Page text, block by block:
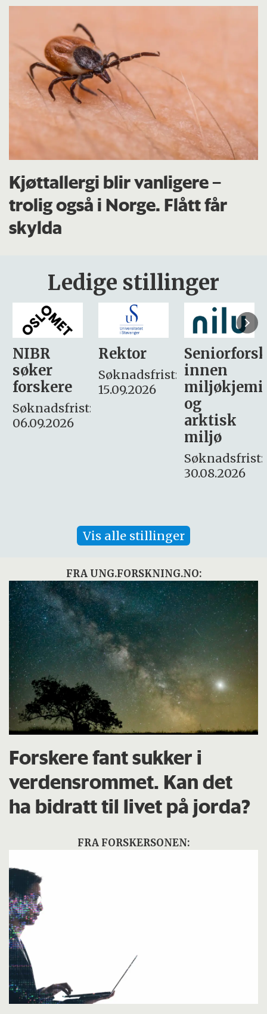
Kjøttallergi blir vanligere –
trolig også i Norge. Flått får
skylda
Ledige stillinger
Rektor
Søknadsfrist:
15.09.2026
Seniorforsker
innen
miljøkjemi
søker
– fast
Søknadsfrist:
16. august.
Vis alle stillinger
FRA UNG.FORSKNING.NO:
Forskere fant sukker i
verdensrommet. Kan det
ha bidratt til livet på jorda?
FRA FORSKERSONEN: